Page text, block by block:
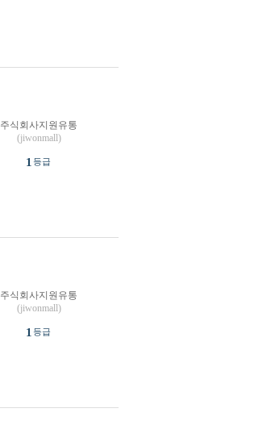
주식회사지원유통
(jiwonmall)
1 등급
주식회사지원유통
(jiwonmall)
1 등급